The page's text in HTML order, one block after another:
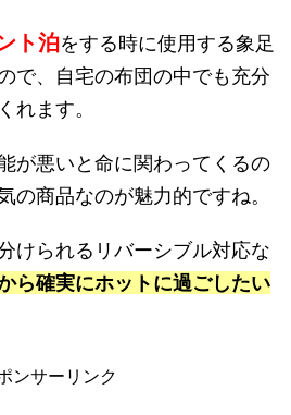
ト泊をする時に使用する象足
で、自宅の布団の中でも充分
れます。
が悪いと命に関わってくるの
の商品なのが魅力的ですね。
けられるリバーシブル対応な
ら確実にホットに過ごしたい
ンサーリンク